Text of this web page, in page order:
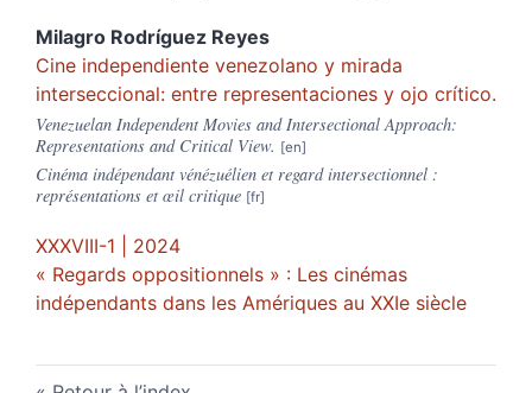
Milagro Rodríguez Reyes
Cine independiente venezolano y mirada
interseccional: entre representaciones y ojo crítico.
Venezuelan Independent Movies and Intersectional Approach:
Representations and Critical View.
Cinéma indépendant vénézuélien et regard intersectionnel :
représentations et œil critique
XXXVIII-1 | 2024
« Regards oppositionnels » : Les cinémas
indépendants dans les Amériques au XXIe siècle